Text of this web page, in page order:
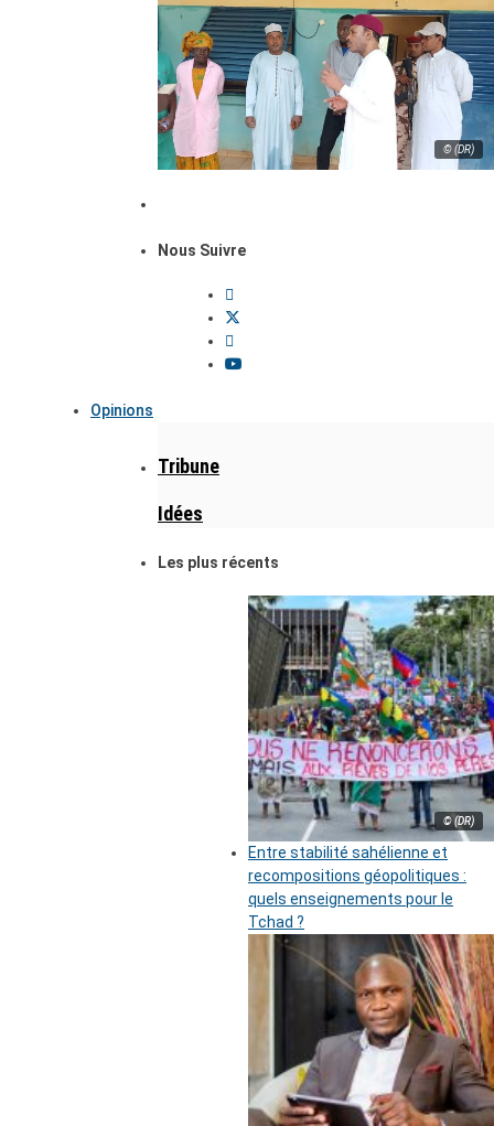
© (DR)
Nous Suivre
Opinions
Tribune
Idées
Les plus récents
© (DR)
Entre stabilité sahélienne et
recompositions géopolitiques :
quels enseignements pour le
Tchad ?